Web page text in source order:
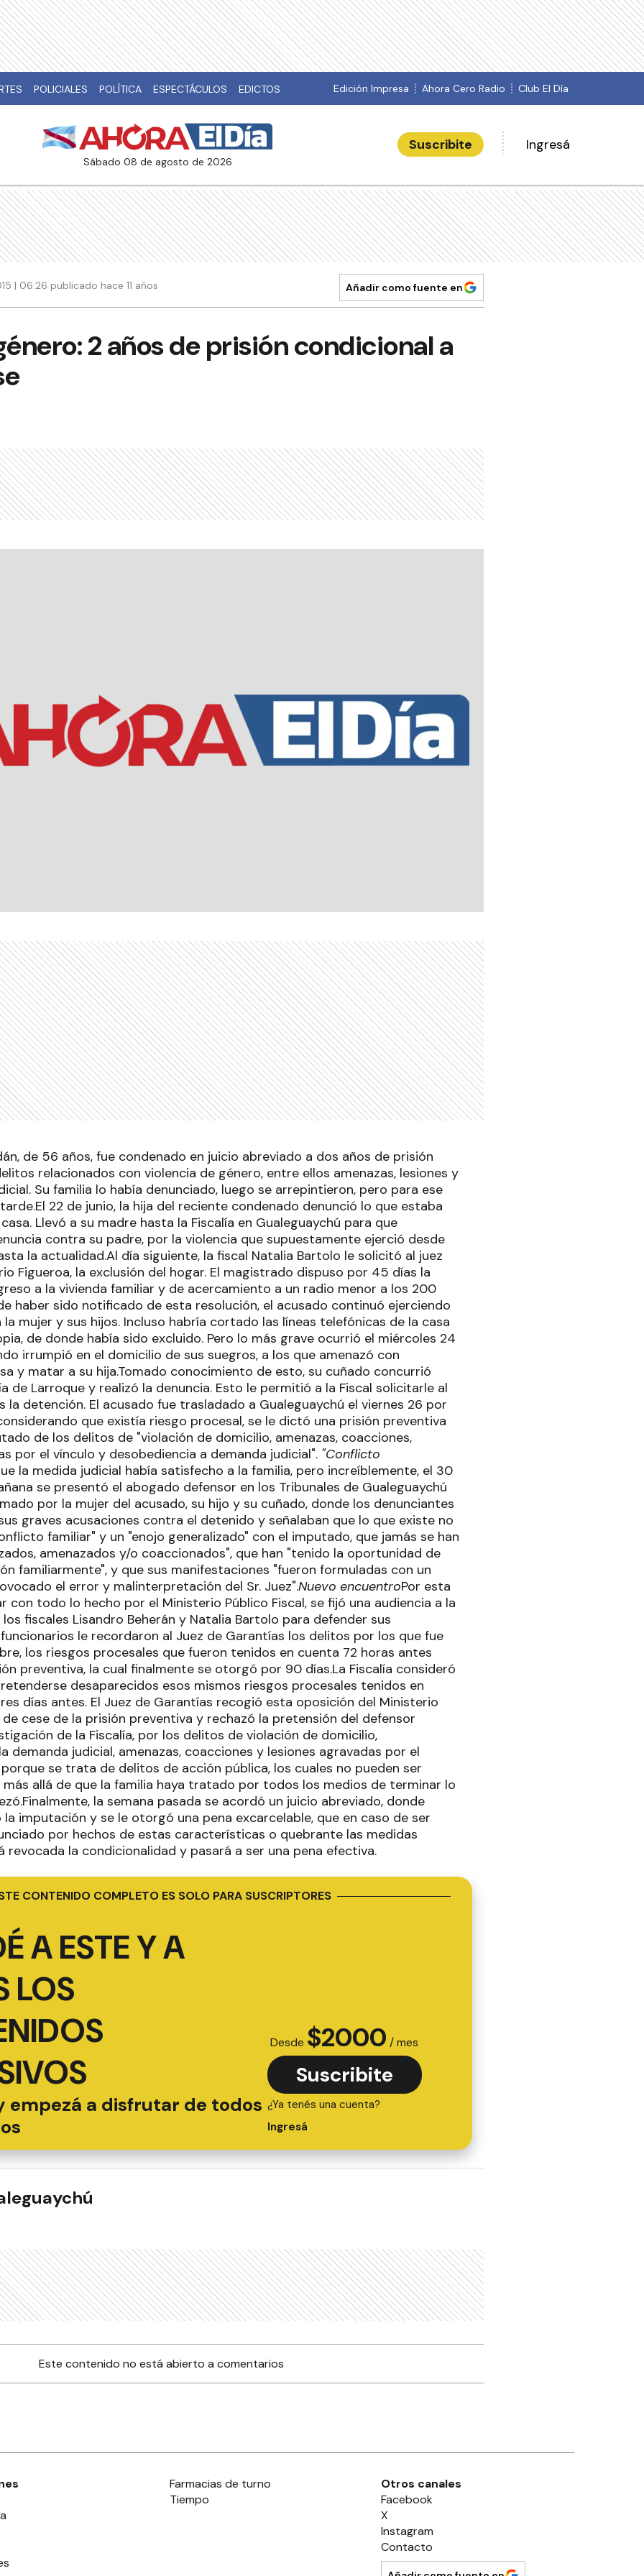
POLICIALES POLÍTICA ESPECTÁCULOS EDICTOS Edición Impresa Ahora Cero Radio Club El Día
sábado 08 de agosto de 2026
Suscribite Ingresá
| 06:26 publicado hace 11 años Añadir como fuente en
2 años de prisión condicional a
de 56 años, fue condenado en juicio abreviado a dos años de prisión
relacionados con violencia de género, entre ellos amenazas, lesiones y
Su familia lo había denunciado, luego se arrepintieron, pero para ese
22 de junio, la hija del reciente condenado denunció lo que estaba
Llevó a su madre hasta la Fiscalía en Gualeguaychú para que
contra su padre, por la violencia que supuestamente ejerció desde
la actualidad.Al día siguiente, la fiscal Natalia Bartolo le solicitó al juez
Figueroa, la exclusión del hogar. El magistrado dispuso por 45 días la
a la vivienda familiar y de acercamiento a un radio menor a los 200
haber sido notificado de esta resolución, el acusado continuó ejerciendo
mujer y sus hijos. Incluso habría cortado las líneas telefónicas de la casa
de donde había sido excluido. Pero lo más grave ocurrió el miércoles 24
irrumpió en el domicilio de sus suegros, a los que amenazó con
y matar a su hija.Tomado conocimiento de esto, su cuñado concurrió
de Larroque y realizó la denuncia. Esto le permitió a la Fiscal solicitarle al
la detención. El acusado fue trasladado a Gualeguaychú el viernes 26 por
que existía riesgo procesal, se le dictó una prisión preventiva
de los delitos de "violación de domicilio, amenazas, coacciones,
por el vínculo y desobediencia a demanda judicial". "Conflicto
la medida judicial había satisfecho a la familia, pero increíblemente, el 30
se presentó el abogado defensor en los Tribunales de Gualeguaychú
por la mujer del acusado, su hijo y su cuñado, donde los denunciantes
graves acusaciones contra el detenido y señalaban que lo que existe no
familiar" y un "enojo generalizado" con el imputado, que jamás se han
amenazados y/o coaccionados", que han "tenido la oportunidad de
familiarmente", y que sus manifestaciones "fueron formuladas con un
el error y malinterpretación del Sr. Juez".Nuevo encuentroPor esta
con todo lo hecho por el Ministerio Público Fiscal, se fijó una audiencia a la
fiscales Lisandro Beherán y Natalia Bartolo para defender sus
le recordaron al Juez de Garantías los delitos por los que fue
los riesgos procesales que fueron tenidos en cuenta 72 horas antes
preventiva, la cual finalmente se otorgó por 90 días.La Fiscalía consideró
desaparecidos esos mismos riesgos procesales tenidos en
días antes. El Juez de Garantías recogió esta oposición del Ministerio
cese de la prisión preventiva y rechazó la pretensión del defensor
de la Fiscalía, por los delitos de violación de domicilio,
demanda judicial, amenazas, coacciones y lesiones agravadas por el
se trata de delitos de acción pública, los cuales no pueden ser
allá de que la familia haya tratado por todos los medios de terminar lo
la semana pasada se acordó un juicio abreviado, donde
la imputación y se le otorgó una pena excarcelable, que en caso de ser
por hechos de estas características o quebrante las medidas
revocada la condicionalidad y pasará a ser una pena efectiva.
CONTENIDO COMPLETO ES SOLO PARA SUSCRIPTORES
A ESTE Y A
LOS
empezá a disfrutar de todos
Desde $2000 / mes
Suscribite
¿Ya tenés una cuenta?
Ingresá
Este contenido no está abierto a comentarios
Farmacias de turno
Tiempo
Otros canales
Facebook
X
Instagram
Contacto